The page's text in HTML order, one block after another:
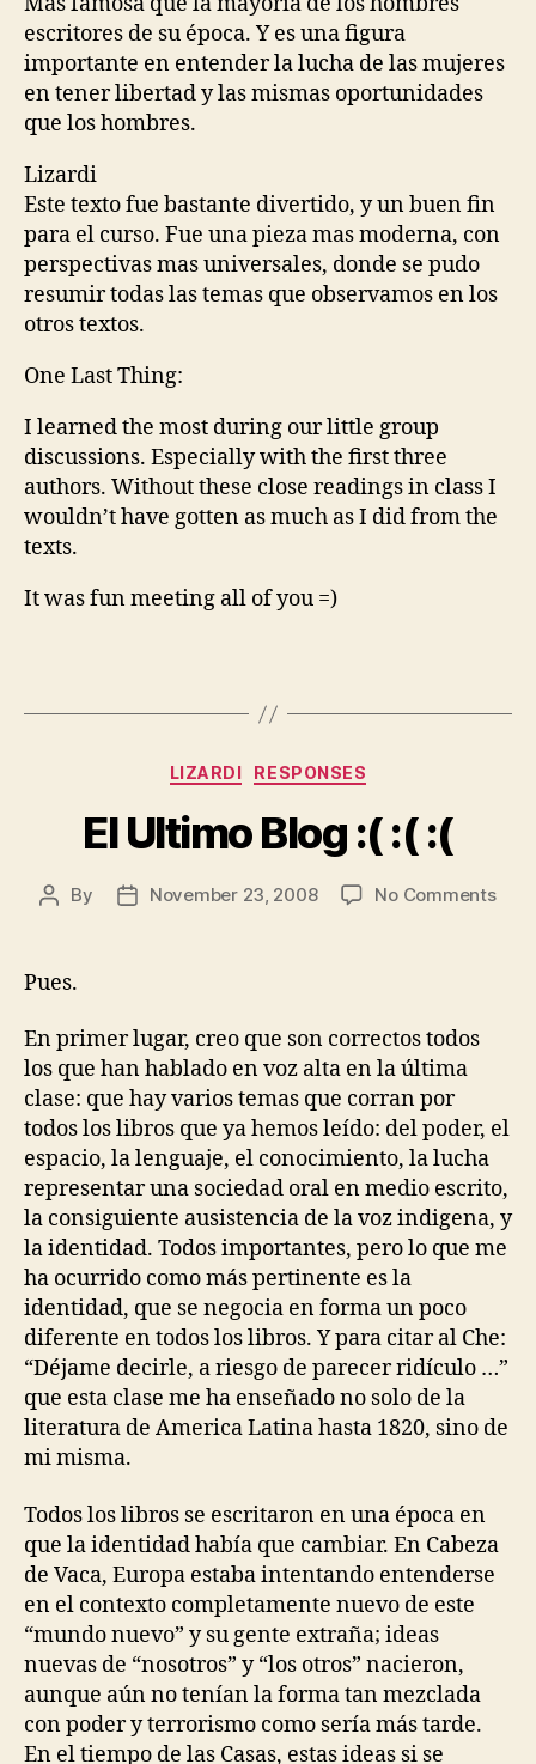
escritores de su época. Y es una figura
importante en entender la lucha de las mujeres
en tener libertad y las mismas oportunidades
que los hombres.
Lizardi
Este texto fue bastante divertido, y un buen fin
para el curso. Fue una pieza mas moderna, con
perspectivas mas universales, donde se pudo
resumir todas las temas que observamos en los
otros textos.
One Last Thing:
I learned the most during our little group
discussions. Especially with the first three
authors. Without these close readings in class I
wouldn’t have gotten as much as I did from the
texts.
It was fun meeting all of you =)
Categories
LIZARDI RESPONSES
El Ultimo Blog :( :( :(
Post
By
PostNovember 23, 2008 No Commentson
(
Pues.
En primer lugar, creo que son correctos todos
los que han hablado en voz alta en la última
clase: que hay varios temas que corran por
todos los libros que ya hemos leído: del poder, el
espacio, la lenguaje, el conocimiento, la lucha
representar una sociedad oral en medio escrito,
la consiguiente ausistencia de la voz indigena, y
la identidad. Todos importantes, pero lo que me
ha ocurrido como más pertinente es la
identidad, que se negocia en forma un poco
diferente en todos los libros. Y para citar al Che:
“Déjame decirle, a riesgo de parecer ridículo …”
que esta clase me ha enseñado no solo de la
literatura de America Latina hasta 1820, sino de
mi misma.
Todos los libros se escritaron en una época en
que la identidad había que cambiar. En Cabeza
de Vaca, Europa estaba intentando entenderse
en el contexto completamente nuevo de este
“mundo nuevo” y su gente extraña; ideas
nuevas de “nosotros” y “los otros” nacieron,
aunque aún no tenían la forma tan mezclada
con poder y terrorismo como sería más tarde.
En el tiempo de las Casas, estas ideas si se